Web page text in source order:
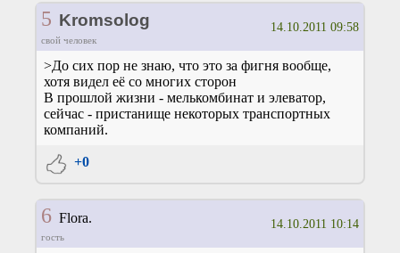
5 Kromsolog
свой человек
14.10.2011 09:58
>До сих пор не знаю, что это за фигня вообще,
хотя видел её со многих сторон
В прошлой жизни - мелькомбинат и элеватор,
сейчас - пристанище некоторых транспортных
компаний.
+0
6Flora.
гость
14.10.2011 10:14